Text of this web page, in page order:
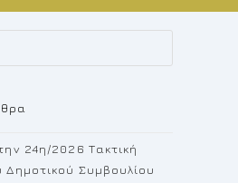
Escape
24η/2026 Τακτική
Συμβουλίου